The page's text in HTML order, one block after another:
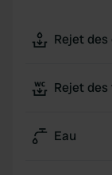
Rejet des
Rejet
Eau